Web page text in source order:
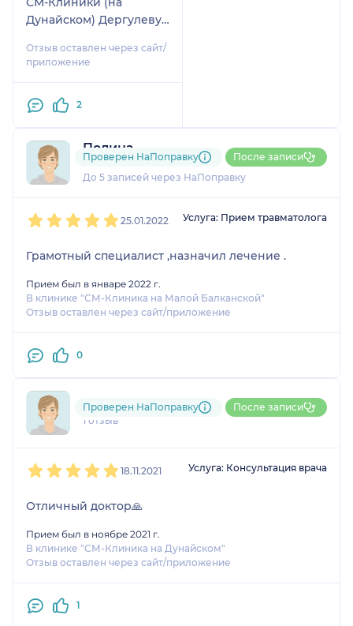
Дунайском) Дергулеву
профессионализм и
отзывчивость при
медицинской помощи
хронического
заболевания стопы.
Особые слова
качественно
проведенную
сопровождение в
период реабилитации.
Для Игоря Олеговича
особо характерны
профессиональный
подход к медицинской
первом же приеме мне
было проведено
рентгенологическое
произведена
даны четкие
перспектив лечения,
включая прогноз
вмешательства.
Отзыв оставлен через сайт/
приложение
2
Полина
1 отзыв
До 5 записей через НаПоправку
Проверен НаПоправку После записи
25.01.2022 Услуга: Прием травматолога
Грамотный специалист ,назначил лечение .
Прием был в январе 2022 г.
В клинике "СМ-Клиника на Малой Балканской"
Отзыв оставлен через сайт/приложение
0
791....@....ru
1 отзыв
Проверен НаПоправку После записи
18.11.2021 Услуга: Консультация врача
Отличный доктор🙏
Прием был в ноябре 2021 г.
В клинике "СМ-Клиника на Дунайском"
Отзыв оставлен через сайт/приложение
1